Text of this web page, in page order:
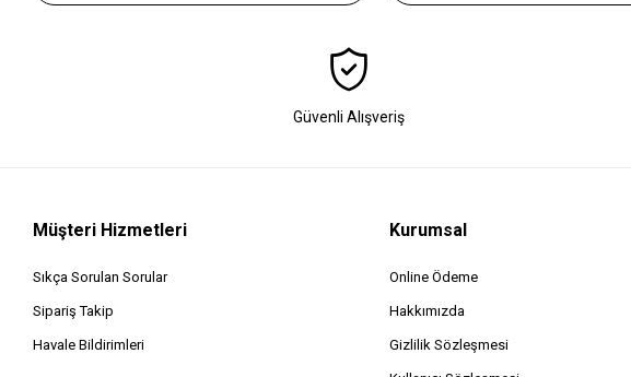
Temizleme Fırça ) Saç Sakal
(ayarlı Bıçak=0.1-05mm) (fiş Şarjlı)
Güvenli Alışveriş
Müşteri Hizmetleri
Sıkça Sorulan Sorular
Sipariş Takip
Havale Bildirimleri
Kurumsal
Online Ödeme
Hakkımızda
Gizlilik Sözleşmesi